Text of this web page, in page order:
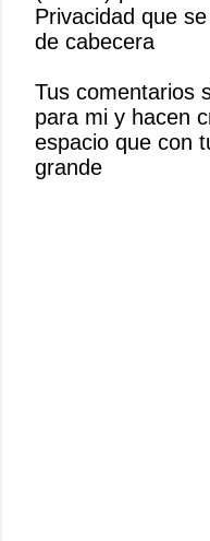
c
a
u
n
c
o
Privacidad que
de cabecera
Tus comentarios
para mi y hacen
espacio que con
grande